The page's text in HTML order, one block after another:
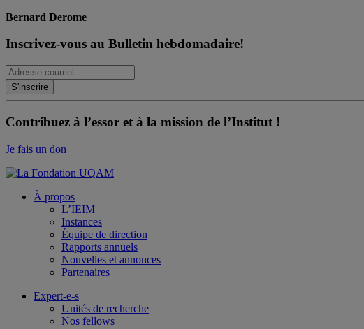
Bernard Derome
Inscrivez-vous au Bulletin hebdomadaire!
Contribuez à l’essor et à la mission de l’Institut !
Je fais un don
À propos
L’IEIM
Instances
Équipe de direction
Rapports annuels
Nouvelles et annonces
Partenaires
Expert-e-s
Unités de recherche
Nos fellows